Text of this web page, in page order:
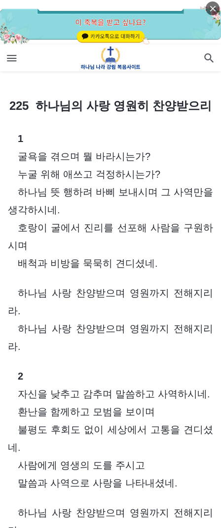
225 하나님의 사랑 영원히 찬양받으리
225 하나님의 사랑 영원히 찬양받으리
1
굴욕을 겪으며 뭘 바라시는가?
누굴 위해 애쓰고 걱정하시는가?
하나님 뜻 행하려 바삐 보내시며 그 사역만을
생각하시네.
호랑이 굴에서 진리를 선포해 사람을 구원하
시며
배척과 비방을 묵묵히 견디셨네.
하나님 사랑 찬양받으며 영원까지 전해지리
라.
하나님 사랑 찬양받으며 영원까지 전해지리
라.
2
자신을 낮추고 감추며 말씀하고 사역하시네.
환난을 함께하고 모범을 보이며
불평도 후회도 없이 세상에서 고통을 견디셨
네.
사람에게 영생의 도를 주시고
말씀과 사역으로 사랑을 나타내셨네.
하나님 사랑 찬양받으며 영원까지 전해지리